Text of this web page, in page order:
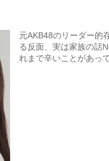
元AKB48のリーダー的
る反面、実は家族の話
れまで辛いことがあっ